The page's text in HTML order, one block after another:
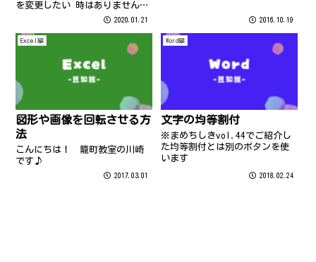
を変更したい 時はありません
か？ その際には、下記を参考に
2020.01.21 2016.10.19
Excel編
図形や画像を回転させる方
法
こんにちは！ 籠町教室の川崎
です♪
2017.03.01
Word編
文字の均等割付
※まめちしきvol.44でご紹介し
た均等割付とは別のボタンを使
います
2018.02.24